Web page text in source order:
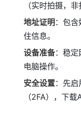
（实时拍摄，非
地址证明 ：包
住信息。
设备准备：稳定
电脑操作。
安全设置：先
（2FA），下